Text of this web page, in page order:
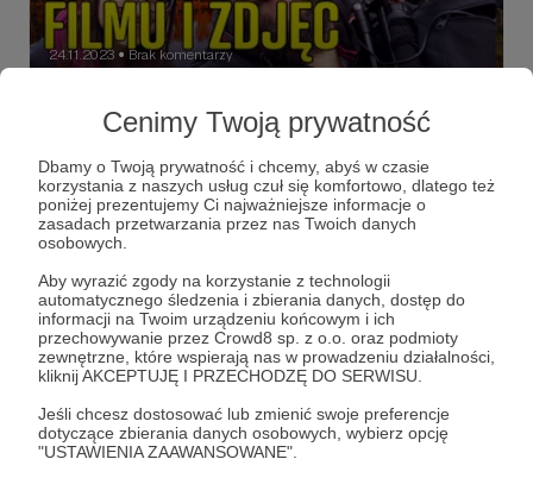
Cenimy Twoją prywatność
Dbamy o Twoją prywatność i chcemy, abyś w czasie
korzystania z naszych usług czuł się komfortowo, dlatego też
poniżej prezentujemy Ci najważniejsze informacje o
zasadach przetwarzania przez nas Twoich danych
osobowych.
Aby wyrazić zgody na korzystanie z technologii
automatycznego śledzenia i zbierania danych, dostęp do
informacji na Twoim urządzeniu końcowym i ich
przechowywanie przez Crowd8 sp. z o.o. oraz podmioty
zewnętrzne, które wspierają nas w prowadzeniu działalności,
kliknij AKCEPTUJĘ I PRZECHODZĘ DO SERWISU.
Jeśli chcesz dostosować lub zmienić swoje preferencje
dotyczące zbierania danych osobowych, wybierz opcję
"USTAWIENIA ZAAWANSOWANE".
24.11.2023 ● Brak komentarzy
Fotografia Leśna na długich czasach -
OMÓWIENIE ZDJĘĆ I FILMU
W materiale tym omawiam artystyczne i techniczne
aspekty fotografii z filmu:
Seria II omówienie zdjęć Lightroom +3